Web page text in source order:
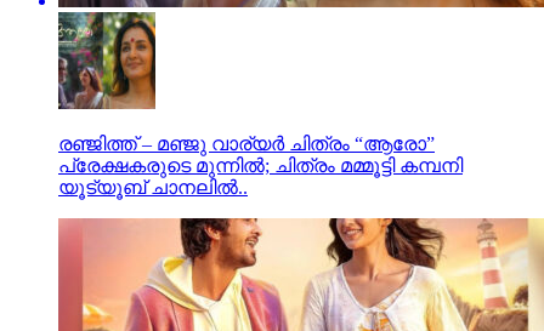
രഞ്ജിത്ത് – മഞ്ജു വാര്യർ ചിത്രം “ആരോ”
പ്രേക്ഷകരുടെ മുന്നിൽ; ചിത്രം മമ്മൂട്ടി കമ്പനി
യൂട്യൂബ് ചാനലിൽ..